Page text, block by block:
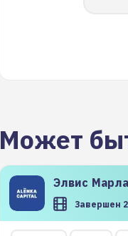
Может
Элвис
Завершен